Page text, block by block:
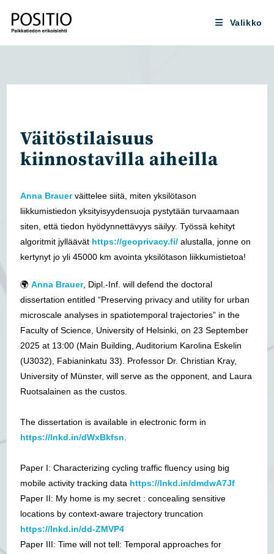
suoraan
sisältöön
Valikko
Väitöstilaisuus
kiinnostavilla aiheilla
Anna Brauerväittelee siitä, miten yksilötason
liikkumistiedon yksityisyydensuoja pystytään turvaamaan
siten, että tiedon hyödynnettävyys säilyy. Työssä kehityt
algoritmit jylläävät https://geoprivacy.fi/ alustalla, jonne on
kertynyt jo yli 45000 km avointa yksilötason liikkumistietoa!
🌍Anna Brauer, Dipl.-Inf. will defend the doctoral
dissertation entitled “Preserving privacy and utility for urban
microscale analyses in spatiotemporal trajectories” in the
Faculty of Science, University of Helsinki, on 23 September
2025 at 13:00 (Main Building, Auditorium Karolina Eskelin
(U3032), Fabianinkatu 33). Professor Dr. Christian Kray,
University of Münster, will serve as the opponent, and Laura
Ruotsalainen as the custos.
The dissertation is available in electronic form in
https://lnkd.in/dWxBkfsn
Paper I: Characterizing cycling traffic fluency using big
mobile activity tracking data https://lnkd.in/dmdwA7Jf
Paper II: My home is my secret : concealing sensitive
locations by context-aware trajectory truncation
https://lnkd.in/dd-ZMVP4
Paper III: Time will not tell: Temporal approaches for